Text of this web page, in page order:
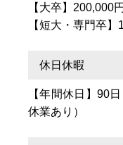
【大卒】200,000円
【短大・専門卒】
休日休暇
【年間休日】90
休業あり）